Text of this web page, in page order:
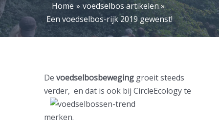
Home
voedselbos artikelen
Een voedselbos-rijk 2019 gewenst!
De voedselbosbeweging groeit steeds
verder, en dat is ook bij CircleEcology te
merken.